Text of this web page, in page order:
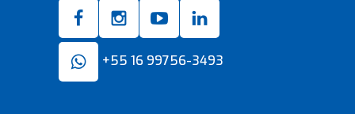
+55 16 99756-3493